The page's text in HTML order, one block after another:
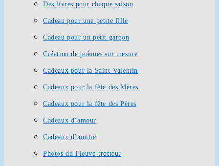
Des livres pour chaque saison
Cadeau pour une petite fille
Cadeau pour un petit garçon
Création de poèmes sur mesure
Cadeaux pour la Saint-Valentin
Cadeaux pour la fête des Mères
Cadeaux pour la fête des Pères
Cadeaux d’amour
Cadeaux d’amitié
Photos du Fleuve-trotteur